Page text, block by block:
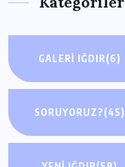
GALERI IĞDIR(6)
SORUYORUZ?(45)